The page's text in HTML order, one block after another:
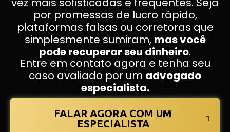
por promessas de lucro rápido,
plataformas falsas ou corretoras que
simplesmente sumiram, mas você
pode recuperar seu dinheiro.
Entre em contato agora e tenha seu
caso avaliado por um advogado
especialista.
FALAR AGORA COM UM
ESPECIALISTA